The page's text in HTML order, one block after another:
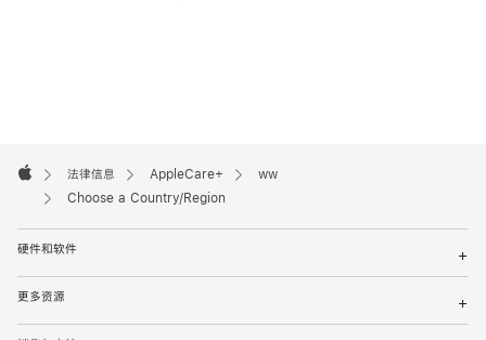
Footer

Apple
法律信息 AppleCare+
ww
Choose a Country/Region
硬件和软件 +
更多资源 +